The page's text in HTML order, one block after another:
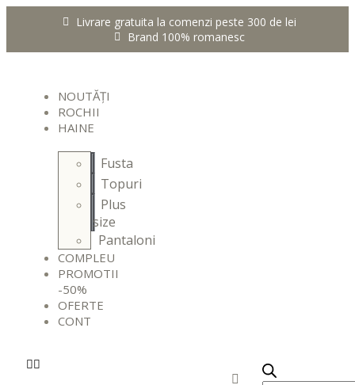
Livrare gratuita la comenzi peste 300 de lei
Brand 100% romanesc
NOUTĂȚI
ROCHII
HAINE
Fusta
Topuri
Plus
size
Pantaloni
COMPLEU
PROMOTII
-50%
OFERTE
CONT